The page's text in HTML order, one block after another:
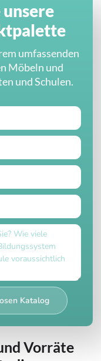
unsere
umfassenden
Möbeln und
und Schulen.
Katalog
Vorräte